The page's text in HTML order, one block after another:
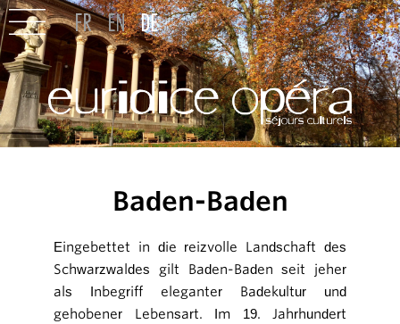
Baden-Baden
Eingebettet in die reizvolle Landschaft des
Schwarzwaldes gilt Baden-Baden seit jeher
als Inbegriff eleganter Badekultur und
gehobener Lebensart. Im 19. Jahrhundert